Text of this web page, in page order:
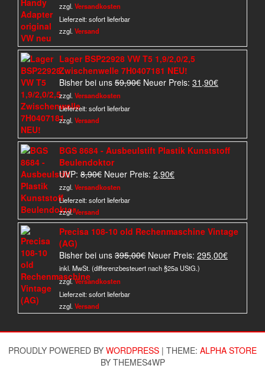
zzgl. Versandkosten
Lieferzeit:sofort lieferbar
zzgl. Versand
Lager BSP22928 VW T5 1,9/2,0/2,5
Zwischenwelle 7H0407181 NEU!
Bisher bei uns 59,90€ Ursprünglicher
Neuer Preis: 31,90€Aktueller
zzgl. Versandkosten
Lieferzeit:sofort lieferbar
zzgl. Versand
BGS 8684 - Ausbeulstift Plastik Kunststoff
Beulendoktor
UVP: 8,90€ Ursprünglicher
Preis
war:
Neuer Preis: 2,90€Aktueller
zzgl. Versandkosten
Lieferzeit:sofort lieferbar
zzgl.Versand
Precisa 108-10 old Rechenmaschine Vintage
(AG)
Bisher bei uns 395,00€ Ursprünglicher
Preis
Neuer Preis: 295,00€Aktueller
inkl. MwSt. (differenzbesteuert nach §25a UStG.)
zzgl.Versandkosten
Lieferzeit:sofort lieferbar
zzgl. Versand
PROUDLY POWERED BY WORDPRESS | THEME: ALPHA STORE
BY THEMES4WP